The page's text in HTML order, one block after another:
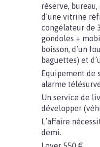
réserve,
d’une vitrine
congélateur de
gondoles +
boisson, d’un
baguettes) et
Equipement de
alarme
Un service de
développer
L’affaire
demi.